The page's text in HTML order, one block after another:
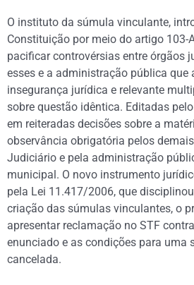
O instituto da súmula vinculante,
Constituição por meio do artigo 103-
pacificar controvérsias entre órgãos
esses e a administração pública que
insegurança jurídica e relevante
sobre questão idêntica. Editadas
em reiteradas decisões sobre a
observância obrigatória pelos
Judiciário e pela administração
municipal. O novo instrumento
pela Lei 11.417/2006, que
criação das súmulas vinculantes, o
apresentar reclamação no STF
enunciado e as condições para uma
cancelada.